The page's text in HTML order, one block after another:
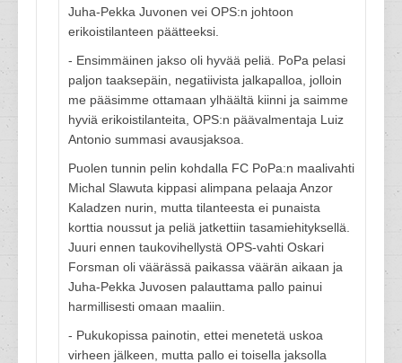
Juha-Pekka Juvonen vei OPS:n johtoon
erikoistilanteen päätteeksi.
- Ensimmäinen jakso oli hyvää peliä. PoPa pelasi
paljon taaksepäin, negatiivista jalkapalloa, jolloin
me pääsimme ottamaan ylhäältä kiinni ja saimme
hyviä erikoistilanteita, OPS:n päävalmentaja Luiz
Antonio summasi avausjaksoa.
Puolen tunnin pelin kohdalla FC PoPa:n maalivahti
Michal Slawuta kippasi alimpana pelaaja Anzor
Kaladzen nurin, mutta tilanteesta ei punaista
korttia noussut ja peliä jatkettiin tasamiehityksellä.
Juuri ennen taukovihellystä OPS-vahti Oskari
Forsman oli väärässä paikassa väärän aikaan ja
Juha-Pekka Juvosen palauttama pallo painui
harmillisesti omaan maaliin.
- Pukukopissa painotin, ettei menetetä uskoa
virheen jälkeen, mutta pallo ei toisella jaksolla